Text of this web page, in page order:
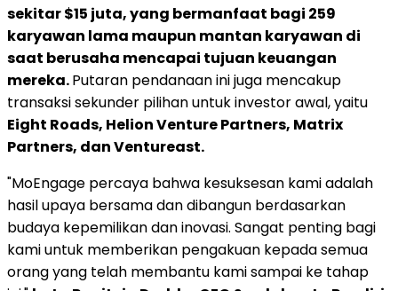
sekitar$15 juta, yang bermanfaat bagi 259
karyawan lama maupun mantan karyawan di
saat berusaha mencapai tujuan keuangan
mereka.Putaran pendanaan ini juga mencakup
transaksi sekunder pilihan untuk investor awal, yaitu
Eight Roads, Helion Venture Partners, Matrix
Partners, dan Ventureast.
"MoEngage percaya bahwa kesuksesan kami adalah
hasil upaya bersama dan dibangun berdasarkan
budaya kepemilikan dan inovasi. Sangat penting bagi
kami untuk memberikan pengakuan kepada semua
orang yang telah membantu kami sampai ke tahap